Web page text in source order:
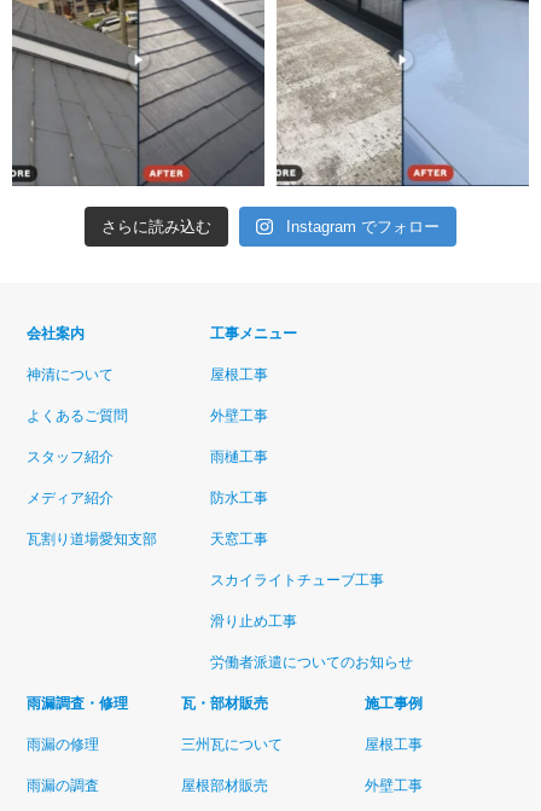
さらに読み込む Instagram でフォロー
会社案内
神清について
よくあるご質問
スタッフ紹介
メディア紹介
瓦割り道場愛知支部
工事メニュー
屋根工事
外壁工事
雨樋工事
防水工事
天窓工事
スカイライトチューブ工事
滑り止め工事
労働者派遣についてのお知らせ
雨漏調査・修理
雨漏の修理
雨漏の調査
瓦・部材販売
三州瓦について
屋根部材販売
施工事例
屋根工事
外壁工事